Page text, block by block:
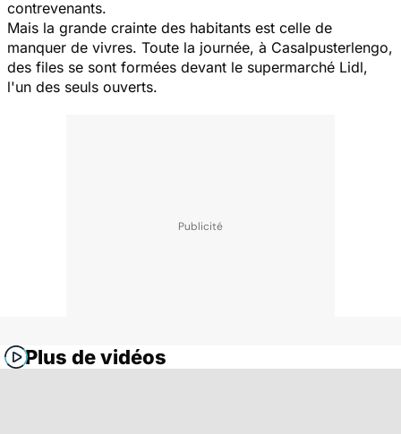
contrevenants.
Mais la grande crainte des habitants est celle de
manquer de vivres. Toute la journée, à Casalpusterlengo,
des files se sont formées devant le supermarché Lidl,
l'un des seuls ouverts.
Plus de vidéos